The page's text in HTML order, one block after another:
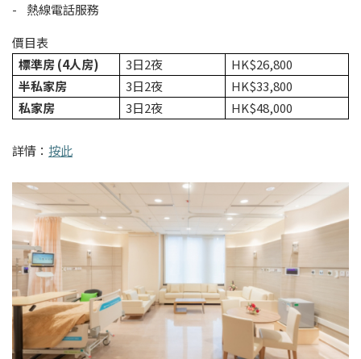
- 熱線電話服務
價目表
標準房 (4人房) 3日2夜
HK$26,800
半私家房
3日2夜
HK$33,800
私家房
3日2夜 HK$48,000
詳情： 按此